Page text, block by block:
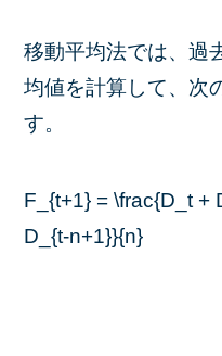
移動平均法では、過
均値を計算して、次
す。
F_{t+1} = \frac{D_t
D_{t-n+1}}{n}